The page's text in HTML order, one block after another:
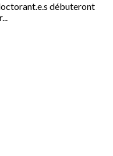
débuteront